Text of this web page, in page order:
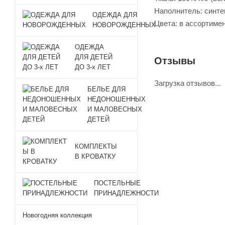
Наполнитель:
Цвета: в
Отзывы
Загрузка отзывов...
ОДЕЖДА ДЛЯ
НОВОРОЖДЕННЫХ
ОДЕЖДА
ДЛЯ ДЕТЕЙ
ДО 3-х ЛЕТ
БЕЛЬЕ ДЛЯ
НЕДОНОШЕННЫХ
И МАЛОВЕСНЫХ
ДЕТЕЙ
КОМПЛЕКТЫ
В КРОВАТКУ
ПОСТЕЛЬНЫЕ
ПРИНАДЛЕЖНОСТИ
Новогодняя коллекция